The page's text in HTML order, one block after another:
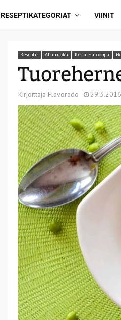
RESEPTIKATEGORIAT VIINIT
Reseptit Alkuruoka Keski-Eurooppa
Kirjoittaja Flavorado 29.3.2016